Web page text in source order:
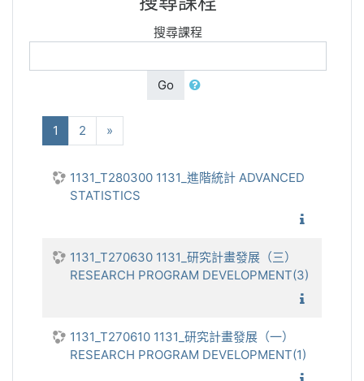
搜尋課程
Go
1 (current)
2 »
1131_T280300 1131_進階統計 ADVANCED
STATISTICS
1131_T270630 1131_研究計畫發展（三）
RESEARCH PROGRAM DEVELOPMENT(3)
1131_T270610 1131_研究計畫發展（一）
RESEARCH PROGRAM DEVELOPMENT(1)